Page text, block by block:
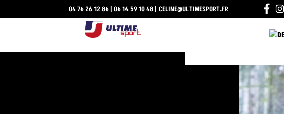
04 76 26 12 86 |06 14 59 10 48 |CELINE@ULTIMESPORT.FR